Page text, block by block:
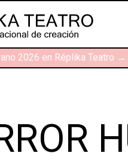
2026 en Réplika Teatro →